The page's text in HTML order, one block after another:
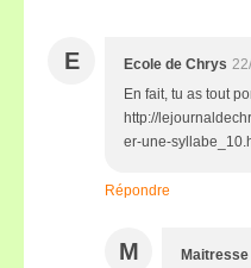
E Ecole de Chrys
En fait, tu as tout
http://
er-une-
Répondre
M